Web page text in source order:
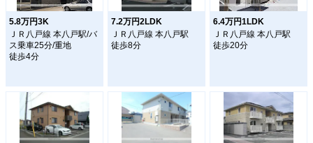
5.8万円3K
ＪＲ八戸線 本八戸駅/バ
ス乗車25分/重地
徒歩4分
7.2万円2LDK
ＪＲ八戸線 本八戸駅
徒歩8分
6.4万円1LDK
ＪＲ八戸線 本八戸駅
徒歩20分